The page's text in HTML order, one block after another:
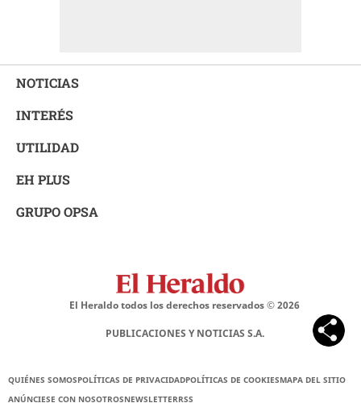
NOTICIAS
INTERÉS
UTILIDAD
EH PLUS
GRUPO OPSA
El Heraldo todos los derechos reservados ©2026
PUBLICACIONES Y NOTICIAS S.A.
QUIÉNES SOMOSPOLÍTICAS DE PRIVACIDADPOLÍTICAS DE COOKIESMAPA DEL SITIO
ANÚNCIESE CON NOSOTROSNEWSLETTERRSS